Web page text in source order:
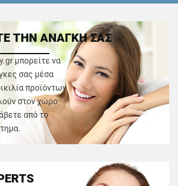
ΤΗΝ ΑΝΑΓΚΗ ΣΑΣ
μπορείτε να
σας μέσα
προϊόντων
στον χώρο
από το